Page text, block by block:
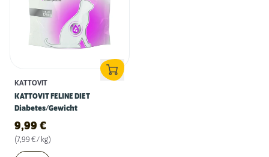
KATTOVIT
KATTOVIT FELINE DIET
Diabetes/Gewicht
9,99 €
(7,99 € / kg)